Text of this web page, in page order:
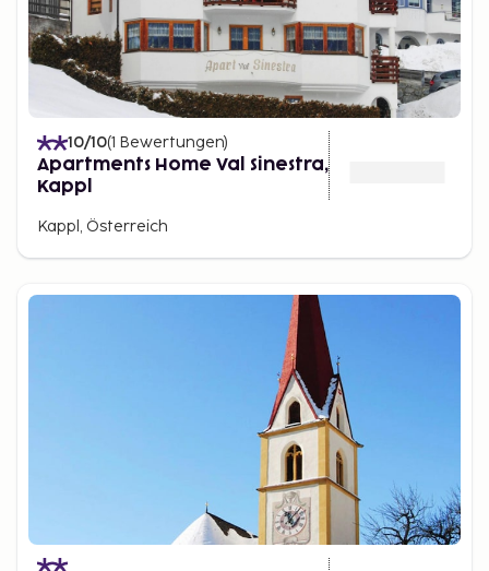
10/10(1 Bewertungen)
Apartments Home Val Sinestra,
Kappl
Kappl, Österreich